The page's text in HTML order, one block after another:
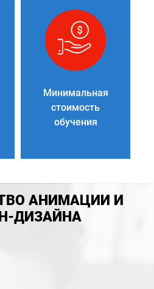
Минимальная
стоимость
обучения
АНИМАЦИИ И
ДИЗАЙНА